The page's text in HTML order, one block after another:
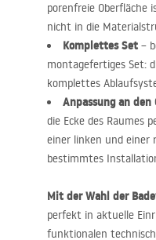
porenfreie Oberfläche
nicht in die
Komplettes Set –
montagefertiges Set:
komplettes
Anpassung an den
die Ecke des
einer linken und einer
bestimmtes
Mit der Wahl der
perfekt in aktuelle
funktionalen